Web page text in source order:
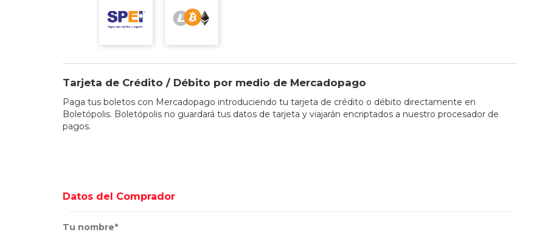
Tarjeta de Crédito / Débito por medio de Mercadopago
Paga tus boletos con Mercadopago introduciendo tu tarjeta de crédito o débito directamente en
Boletópolis. Boletópolis no guardará tus datos de tarjeta y viajarán encriptados a nuestro procesador de
pagos.
Datos del Comprador
Tu nombre*